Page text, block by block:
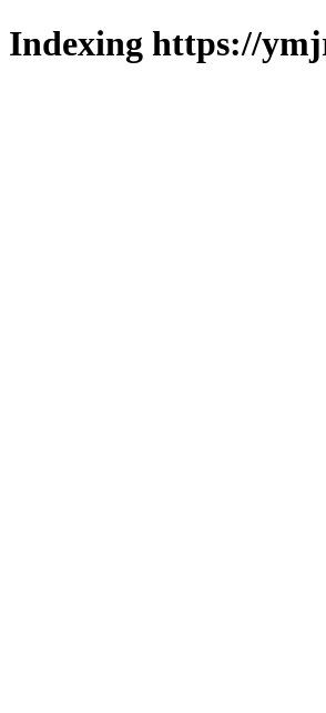
Indexing https://